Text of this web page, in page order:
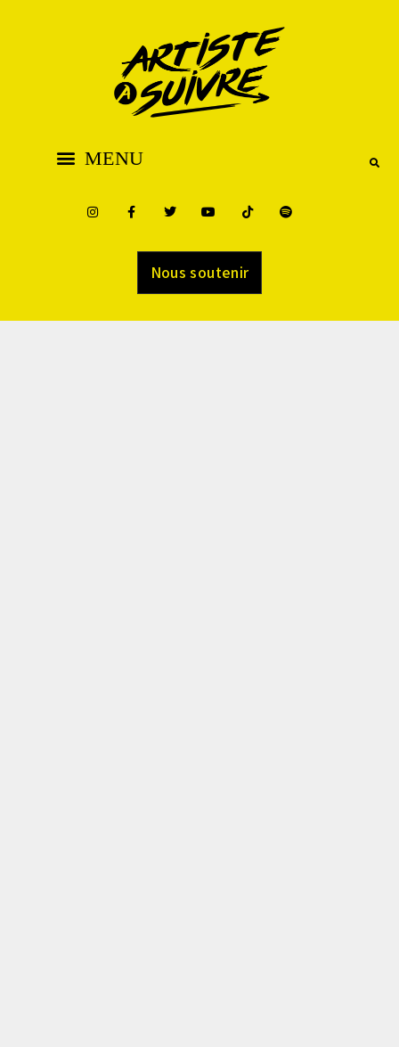
Nous soutenir